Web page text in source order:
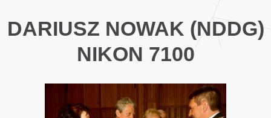
DARIUSZ NOWAK (NDDG)
NIKON 7100